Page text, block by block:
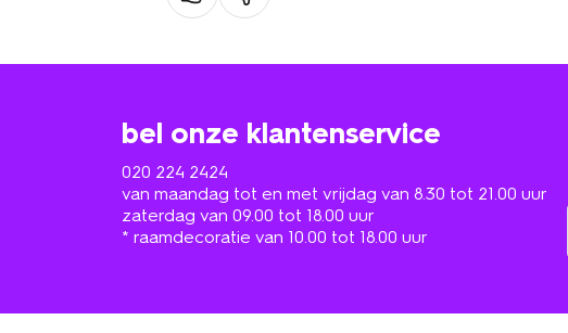
bel onze klantenservice
020 224 2424
van maandag tot en met vrijdag van 8.30 tot 21.00 uur
zaterdag van 09.00 tot 18.00 uur
* raamdecoratie van 10.00 tot 18.00 uur